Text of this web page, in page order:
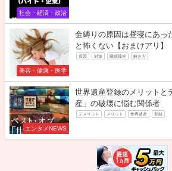
社会・経済・政治
美容・健康・医学
金縛りの原因は昼寝にあっ
と怖くない【おまけアリ】
原因 対策 睡眠障害 解き方
エンタメNEWS
世界遺産登録のメリットと
産」の破壊に悩む関係者
デメリット メリット 世界遺産 登録